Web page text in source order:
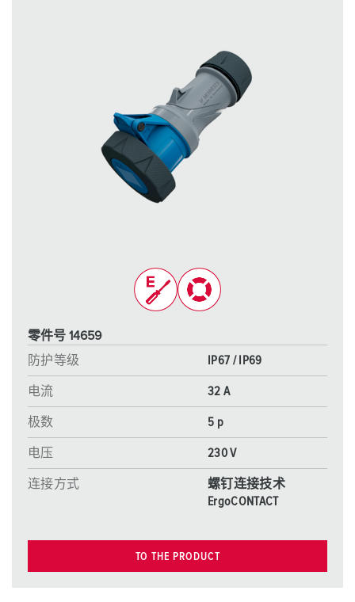
零件号 14659
防护等级
IP67 / IP69
电流 32 A
极数 5 p
电压 230 V
连接方式
螺钉连接技术
ErgoCONTACT
TO THE PRODUCT